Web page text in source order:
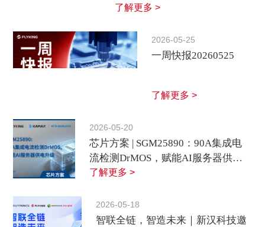
了解更多 >
2026-05-25
一周快报20260525
了解更多 >
2026-05-20
芯片方案 | SGM25890：90A集成电
流检测DrMOS，赋能AI服务器供电
升级
了解更多 >
2026-05-18
智联全链，智造未来｜新汉科技邀